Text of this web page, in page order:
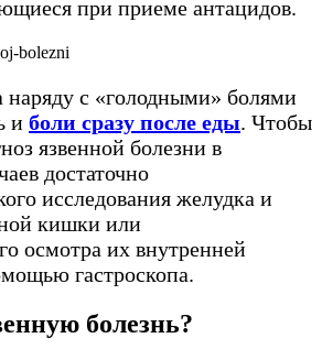
при приеме антацидов.
наряду с «голодными» болями
и боли сразу после еды. Чтобы
язвенной болезни в
достаточно
исследования желудка и
кишки или
осмотра их внутренней
гастроскопа.
болезнь?